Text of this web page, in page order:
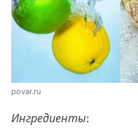
povar.ru
Ингредиенты: